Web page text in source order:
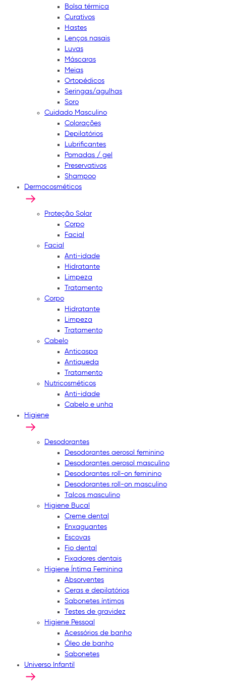
Bolsa térmica
Curativos
Hastes
Lenços nasais
Luvas
Máscaras
Meias
Ortopédicos
Seringas/agulhas
Soro
Cuidado Masculino
Colorações
Depilatórios
Lubrificantes
Pomadas / gel
Preservativos
Shampoo
Dermocosméticos
Proteção Solar
Corpo
Facial
Facial
Anti-idade
Hidratante
Limpeza
Tratamento
Corpo
Hidratante
Limpeza
Tratamento
Cabelo
Anticaspa
Antiqueda
Tratamento
Nutricosméticos
Anti-idade
Cabelo e unha
Higiene
Desodorantes
Desodorantes aerosol feminino
Desodorantes aerosol masculino
Desodorantes roll-on feminino
Desodorantes roll-on masculino
Talcos masculino
Higiene Bucal
Creme dental
Enxaguantes
Escovas
Fio dental
Fixadores dentais
Higiene Íntima Feminina
Absorventes
Ceras e depilatórios
Sabonetes íntimos
Testes de gravidez
Higiene Pessoal
Acessórios de banho
Óleo de banho
Sabonetes
Universo Infantil